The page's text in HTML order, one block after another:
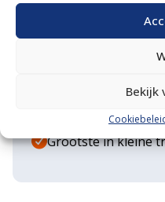
Bekijk
Eigen
Grootste in kleine